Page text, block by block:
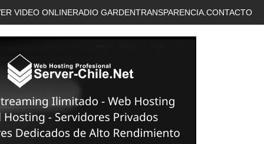
VIDEO ONLINERADIO GARDENTRANSPARENCIA. CONTACTO